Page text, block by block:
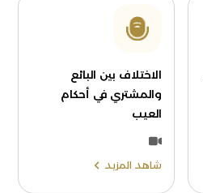
الاختلاف بين البائع
والمشتري في أحكام
العيب
شاهد المزيد